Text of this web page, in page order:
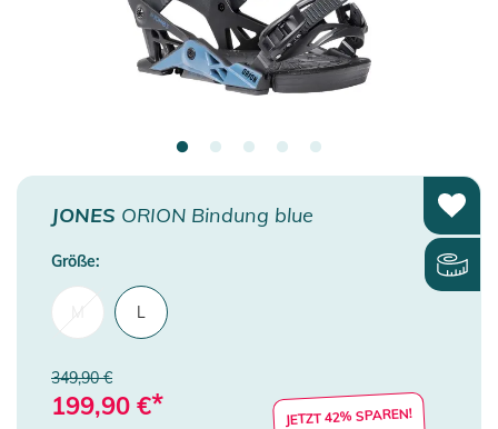
JONES ORION Bindung blue
Größe:
L
349,90 €
199,90 €* JETZT 42% SPAREN!